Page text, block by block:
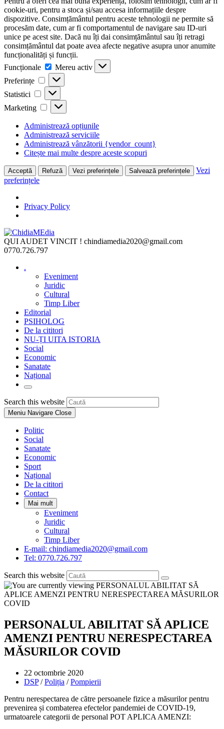
cookie-uri, pentru a stoca și/sau accesa informațiile despre
dispozitive. Consimțământul pentru aceste tehnologii ne permite să
procesăm date, cum ar fi comportamentul de navigare sau ID-uri
unice pe acest site. Dacă nu îți dai consimțământul sau îți retragi
consimțământul dat poate avea afecte negative asupra unor anumite
funcționalități și funcții.
Funcționale
Funcționale
Mereu activ
Preferințe
Preferințe
Statistici Statistici
Marketing Marketing
Administrează opțiunile
Administrează serviciile
Administrează vânzătorii {vendor_count}
Citește mai multe despre aceste scopuri
Acceptă Refuză Vezi preferințele Salvează preferințele
Vezi
preferințele
Privacy Policy
Skip
to
content
QUI AUDET VINCIT ! chindiamedia2020@gmail.com
0770.726.797
.
Eveniment
Juridic
Cultural
Timp Liber
Editorial
PSIHOLOG
De la cititori
NU-ȚI UITA ISTORIA
Social
Economic
Sanatate
Național
Toggle
website
search
Search this website
Escape
Meniu Navigare Close
Politic
Social
Sanatate
Economic
Sport
Național
De la cititori
Contact
Mai mult
Eveniment
Juridic
Cultural
Timp Liber
E-mail: chindiamedia2020@gmail.com
Tel: 0770.726.797
Search this website
PERSONALUL ABILITAT SĂ APLICE
AMENZI PENTRU NERESPECTAREA
MĂSURILOR COVID
Post
published:
22 octombrie 2020
Post
DSP / Poliția / Pompierii
Pentru nerespectarea de către persoanele fizice a măsurilor pentru
prevenirea și combaterea efectelor pandemiei de COVID-19,
urmatoarele categorii de personal POT APLICA AMENZI: